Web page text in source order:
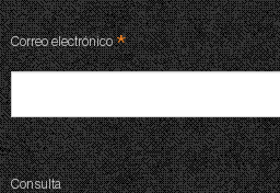
Correo electrónico*
Consulta